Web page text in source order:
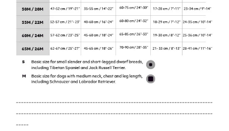
-----------------------------------------------------------------------------
-----------------------------------------------------------------------------
-----